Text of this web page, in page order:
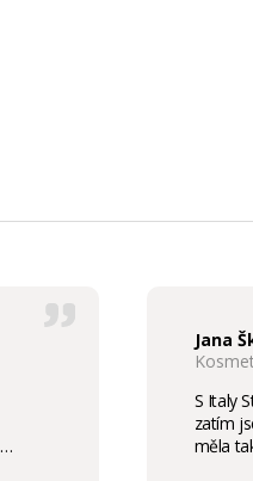
Jana
S Italy
zatím
měla